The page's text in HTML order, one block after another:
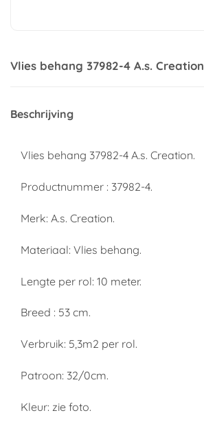
Vlies behang 37982-4 A.s. Creation
Beschrijving
Vlies behang 37982-4 A.s. Creation.
Productnummer : 37982-4.
Merk: A.s. Creation.
Materiaal: Vlies behang.
Lengte per rol: 10 meter.
Breed : 53 cm.
Verbruik: 5,3m2 per rol.
Patroon: 32/0cm.
Kleur: zie foto.